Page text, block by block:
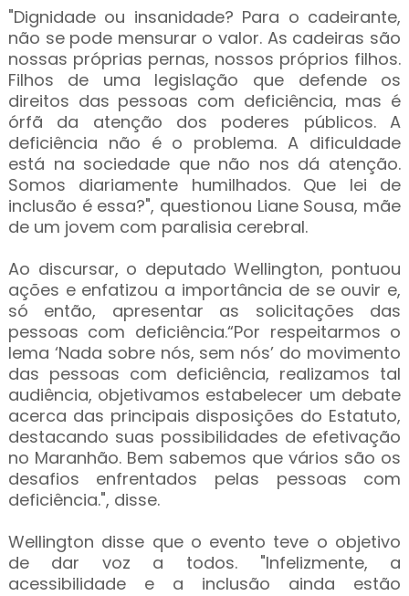
"Dignidade ou insanidade? Para o cadeirante,
não se pode mensurar o valor. As cadeiras são
nossas próprias pernas, nossos próprios filhos.
Filhos de uma legislação que defende os
direitos das pessoas com deficiência, mas é
órfã da atenção dos poderes públicos. A
deficiência não é o problema. A dificuldade
está na sociedade que não nos dá atenção.
Somos diariamente humilhados. Que lei de
inclusão é essa?", questionou Liane Sousa, mãe
de um jovem com paralisia cerebral.
Ao discursar, o deputado Wellington, pontuou
ações e enfatizou a importância de se ouvir e,
só então, apresentar as solicitações das
pessoas com deficiência.“Por respeitarmos o
lema ‘Nada sobre nós, sem nós’ do movimento
das pessoas com deficiência, realizamos tal
audiência, objetivamos estabelecer um debate
acerca das principais disposições do Estatuto,
destacando suas possibilidades de efetivação
no Maranhão. Bem sabemos que vários são os
desafios enfrentados pelas pessoas com
deficiência.", disse.
Wellington disse que o evento teve o objetivo
de dar voz a todos. "Infelizmente, a
acessibilidade e a inclusão ainda estão